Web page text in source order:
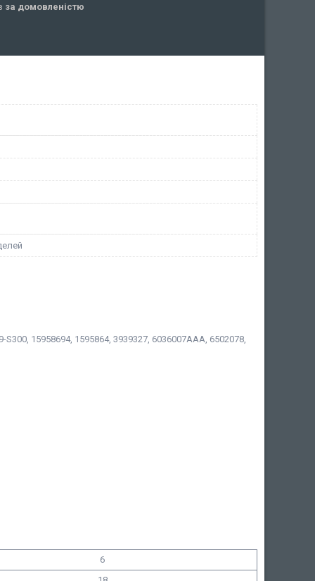
за домовленістю
S300, 15958694, 1595864, 3939327, 6036007AAA, 6502078,
6